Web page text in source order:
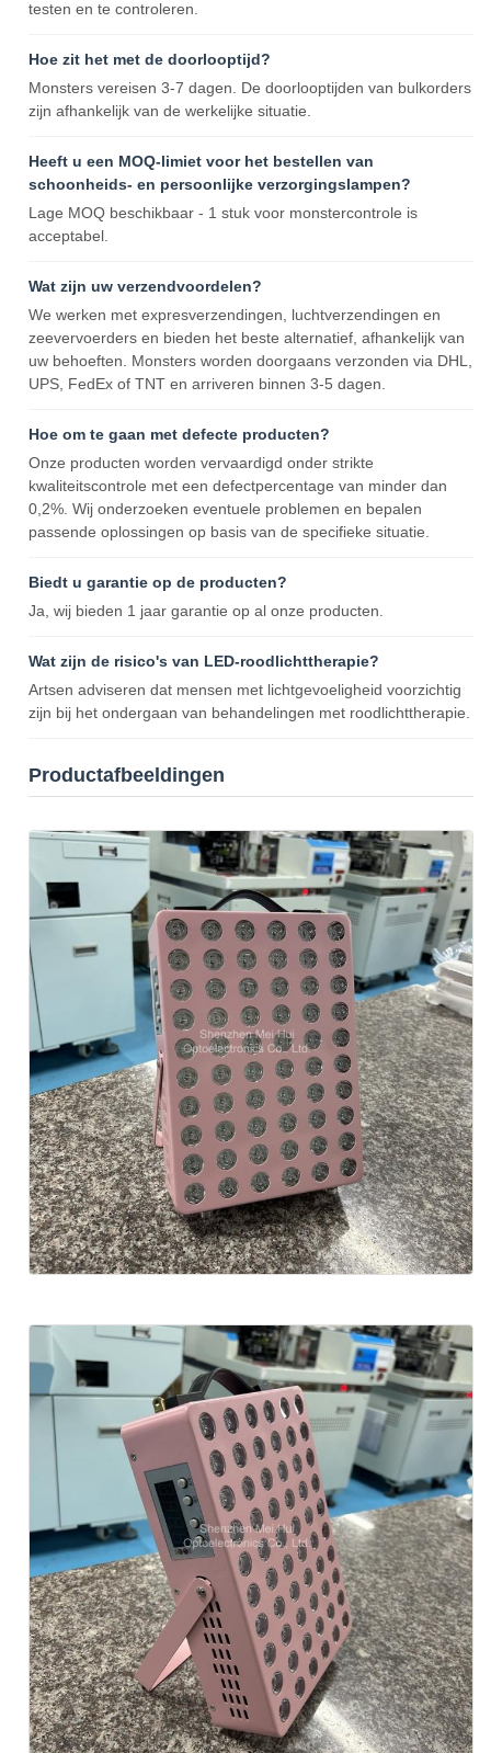
testen en te controleren.
Hoe zit het met de doorlooptijd?
Monsters vereisen 3-7 dagen. De doorlooptijden van bulkorders
zijn afhankelijk van de werkelijke situatie.
Heeft u een MOQ-limiet voor het bestellen van
schoonheids- en persoonlijke verzorgingslampen?
Lage MOQ beschikbaar - 1 stuk voor monstercontrole is
acceptabel.
Wat zijn uw verzendvoordelen?
We werken met expresverzendingen, luchtverzendingen en
zeevervoerders en bieden het beste alternatief, afhankelijk van
uw behoeften. Monsters worden doorgaans verzonden via DHL,
UPS, FedEx of TNT en arriveren binnen 3-5 dagen.
Hoe om te gaan met defecte producten?
Onze producten worden vervaardigd onder strikte
kwaliteitscontrole met een defectpercentage van minder dan
0,2%. Wij onderzoeken eventuele problemen en bepalen
passende oplossingen op basis van de specifieke situatie.
Biedt u garantie op de producten?
Ja, wij bieden 1 jaar garantie op al onze producten.
Wat zijn de risico's van LED-roodlichttherapie?
Artsen adviseren dat mensen met lichtgevoeligheid voorzichtig
zijn bij het ondergaan van behandelingen met roodlichttherapie.
Productafbeeldingen